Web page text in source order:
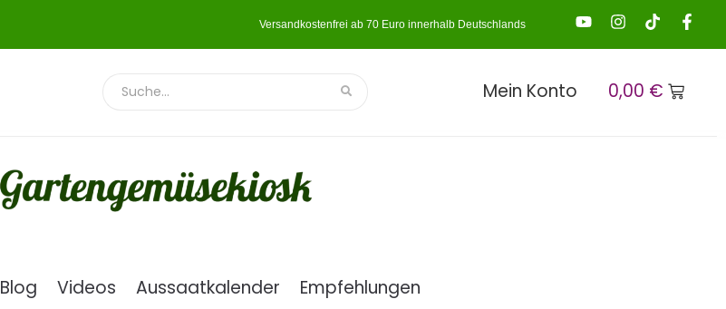
Versandkostenfrei ab 70 Euro innerhalb Deutschlands
Mein Konto 0,00 €
Blog Videos Aussaatkalender Empfehlungen